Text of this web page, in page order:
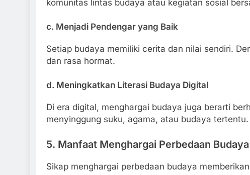
komunitas lintas budaya atau kegiatan sosial
c. Menjadi Pendengar yang Baik
Setiap budaya memiliki cerita dan nilai sendiri.
dan rasa hormat.
d. Meningkatkan Literasi Budaya Digital
Di era digital, menghargai budaya juga berarti
menyinggung suku, agama, atau budaya tertentu.
5. Manfaat Menghargai Perbedaan
Sikap menghargai perbedaan budaya